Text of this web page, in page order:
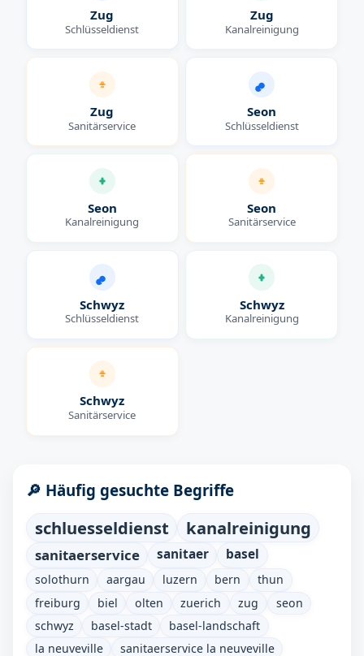
Zug
Schlüsseldienst
Zug
Kanalreinigung
Zug
Sanitärservice
Seon
Schlüsseldienst
Seon
Kanalreinigung
Seon
Sanitärservice
Schwyz
Schlüsseldienst
Schwyz
Kanalreinigung
Schwyz
Sanitärservice
🔎 Häufig gesuchte Begriffe
schluesseldienst kanalreinigung
sanitaerservice sanitaer basel
solothurn aargau luzern bern
thun
freiburg
biel olten zuerich zug
seon
schwyz
basel-stadt
basel-landschaft
la neuveville
sanitaerservice la neuveville